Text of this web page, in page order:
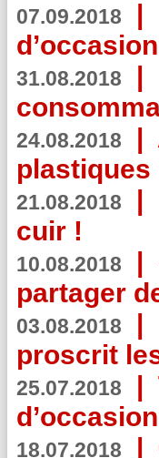
07.09.2018 |
31.08.2018 |
24.08.2018 |
21.08.2018 |
cuir !
10.08.2018 |
partager
03.08.2018 |
proscrit
25.07.2018 |
18.07.2018 |